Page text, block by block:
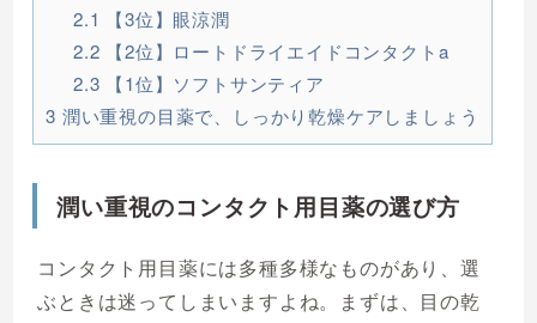
2.1
【3位】眼涼潤
2.2 【2位】ロートドライエイドコンタクトa
2.3 【1位】ソフトサンティア
3 潤い重視の目薬で、しっかり乾燥ケアしましょう
潤い重視のコンタクト用目薬の選び方
コンタクト用目薬には多種多様なものがあり、選
ぶときは迷ってしまいますよね。まずは、目の乾